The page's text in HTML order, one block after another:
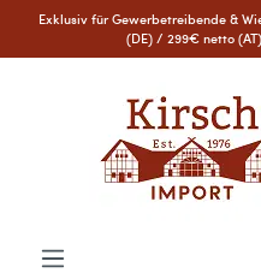
Zum Hauptinhalt springen
Exklusiv für Gewerbetreibende &
(DE) / 299€ netto